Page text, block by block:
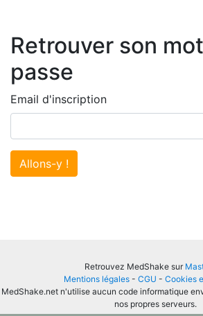
Retrouver son
passe
Email d'inscription
Allons-y !
Retrouvez MedShake sur
Mentions légales - CGU - Cookies
MedShake.net n'utilise aucun code informatique
nos propres serveurs.